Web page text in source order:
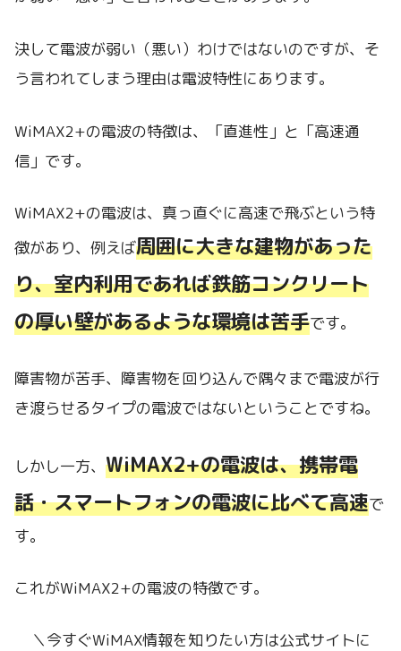
決して電波が弱い（悪い）わけではないのですが、そ
う言われてしまう理由は電波特性にあります。
WiMAX2+の電波の特徴は、「直進性」と「高速通
信」です。
WiMAX2+の電波は、真っ直ぐに高速で飛ぶという特
徴があり、例えば周囲に大きな建物があった
り、室内利用であれば鉄筋コンクリート
の厚い壁があるような環境は苦手です。
障害物が苦手、障害物を回り込んで隅々まで電波が行
き渡らせるタイプの電波ではないということですね。
しかし一方、 WiMAX2+の電波は、携帯電
話・スマートフォンの電波に比べて高速で
す。
これがWiMAX2+の電波の特徴です。
＼今すぐWiMAX情報を知りたい方は公式サイトに